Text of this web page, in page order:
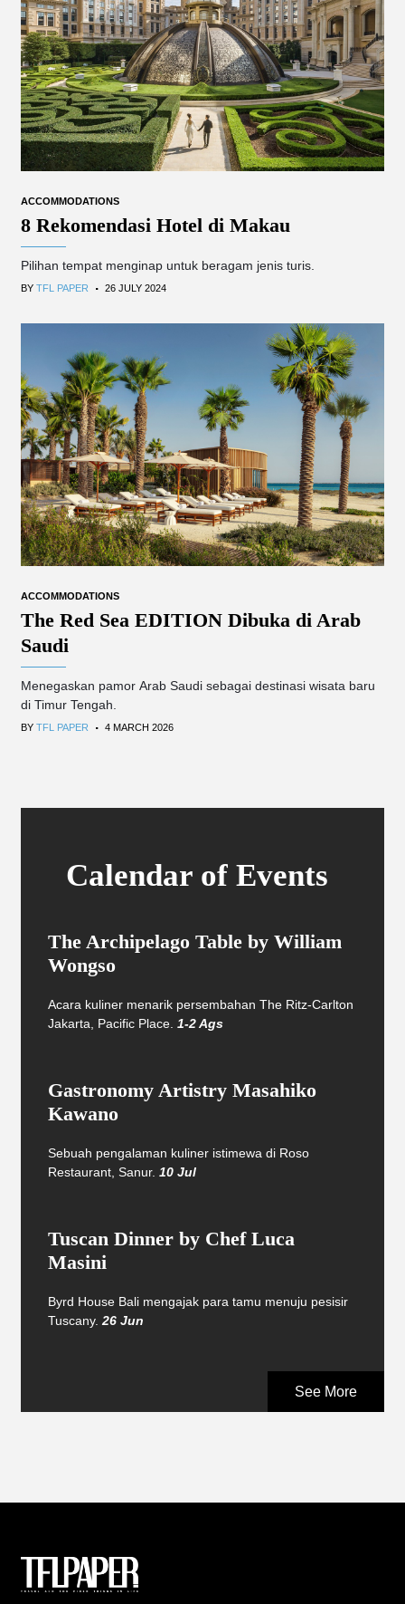
ACCOMMODATIONS
8 Rekomendasi Hotel di Makau
Pilihan tempat menginap untuk beragam jenis turis.
BY TFL PAPER . 26 JULY 2024
ACCOMMODATIONS
The Red Sea EDITION Dibuka di Arab
Saudi
Menegaskan pamor Arab Saudi sebagai destinasi wisata baru
di Timur Tengah.
BY TFL PAPER . 4 MARCH 2026
Calendar of Events
The Archipelago Table by William
Wongso
Acara kuliner menarik persembahan The Ritz-Carlton
Jakarta, Pacific Place. 1-2 Ags
Gastronomy Artistry Masahiko
Kawano
Sebuah pengalaman kuliner istimewa di Roso
Restaurant, Sanur. 10 Jul
Tuscan Dinner by Chef Luca
Masini
Byrd House Bali mengajak para tamu menuju pesisir
Tuscany. 26 Jun
See More